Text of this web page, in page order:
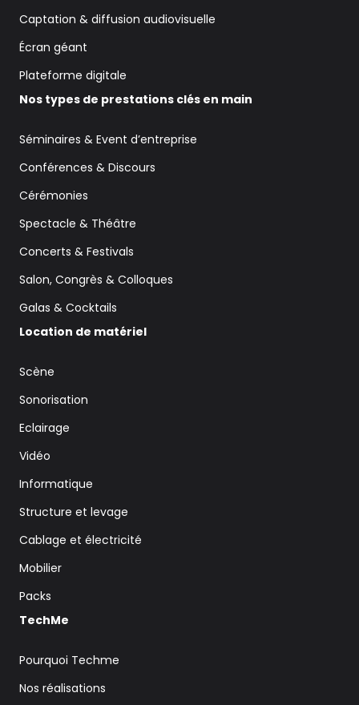
Captation & diffusion audiovisuelle
Écran géant
Plateforme digitale
Nos types de prestations clés en main
Séminaires & Event d’entreprise
Conférences & Discours
Cérémonies
Spectacle & Théâtre
Concerts & Festivals
Salon, Congrès & Colloques
Galas & Cocktails
Location de matériel
Scène
Sonorisation
Eclairage
Vidéo
Informatique
Structure et levage
Cablage et électricité
Mobilier
Packs
TechMe
Pourquoi Techme
Nos réalisations